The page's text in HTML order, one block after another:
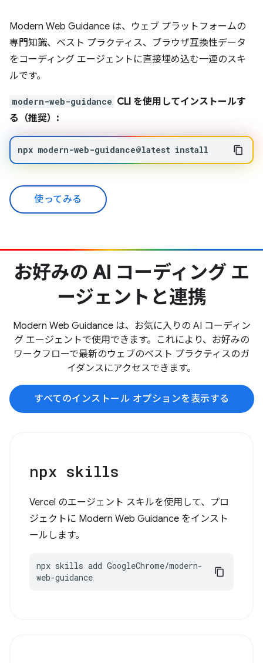
Modern Web Guidance は、ウェブ プラットフォームの
専門知識、ベスト プラクティス、ブラウザ互換性データ
をコーディング エージェントに直接埋め込む一連のスキ
ルです。
modern-web-guidance CLI を使用してインストールす
る（推奨）:
npx modern-web-guidance@latest install
使ってみる
お好みの AI コーディング エ
ージェントと連携
Modern Web Guidance は、お気に入りの AI コーディン
グ エージェントで使用できます。これにより、お好みの
ワークフローで最新のウェブのベスト プラクティスのガ
イダンスにアクセスできます。
すべてのインストール オプションを表示する
npx skills
Vercel のエージェント スキルを使用して、プロ
ジェクトに Modern Web Guidance をインスト
ールします。
npx skills add GoogleChrome/modern-
web-guidance